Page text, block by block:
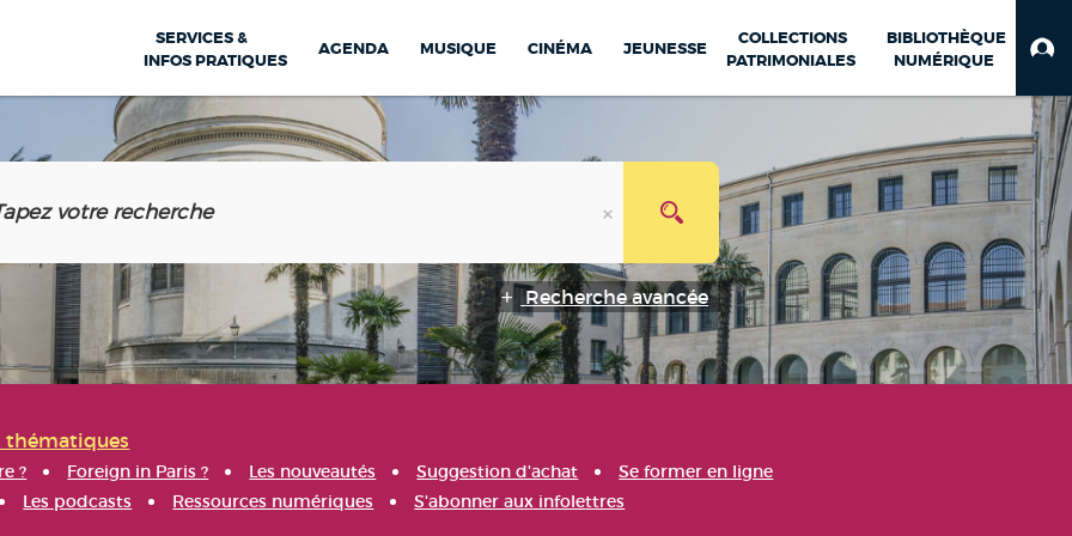
SERVICES &
INFOS PRATIQUES
AGENDA MUSIQUE CINÉMA JEUNESSE
COLLECTIONS
PATRIMONIALES
BIBLIOTHÈQUE
NUMÉRIQUE
Recherche avancée
thématiques
? Foreign in Paris ? Les nouveautés Suggestion d'achat
Se former en ligne
Les podcasts Ressources numériques S'abonner aux infolettres